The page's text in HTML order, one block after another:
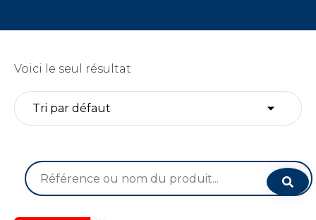
Voici le seul résultat
Recherche
pour :